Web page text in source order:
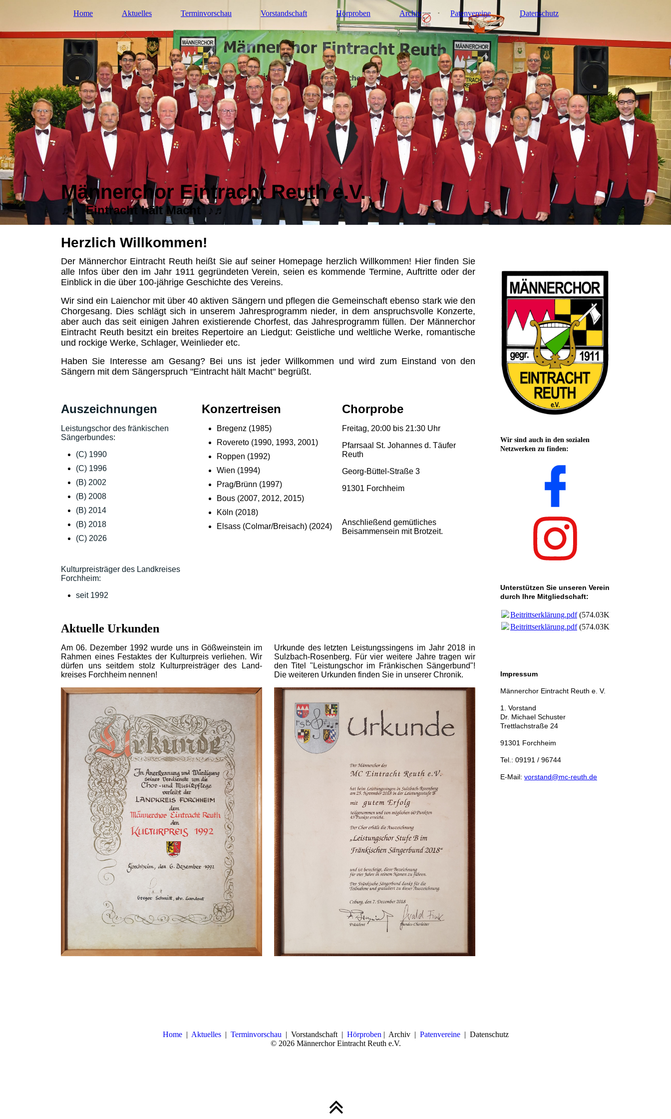
Home Aktuelles Terminvorschau Vorstandschaft Hörproben Archiv Patenvereine Datenschutz
Männerchor Eintracht Reuth e.V.
♬♪ Eintracht hält Macht ♪♬
Herzlich Willkommen!
Der Männerchor Eintracht Reuth heißt Sie auf seiner Homepage herzlich Willkommen! Hier finden Sie
alle Infos über den im Jahr 1911 gegründeten Verein, seien es kommende Termine, Auftritte oder der
Einblick in die über 100-jährige Geschichte des Vereins.
Wir sind ein Laienchor mit über 40 aktiven Sängern und pflegen die Gemeinschaft ebenso stark wie den
Chorgesang. Dies schlägt sich in unserem Jahresprogramm nieder, in dem anspruchsvolle Konzerte,
aber auch das seit einigen Jahren existierende Chorfest, das Jahresprogramm füllen. Der Männerchor
Eintracht Reuth besitzt ein breites Repertoire an Liedgut: Geistliche und weltliche Werke, romantische
und rockige Werke, Schlager, Weinlieder etc.
Haben Sie Interesse am Gesang? Bei uns ist jeder Willkommen und wird zum Einstand von den
Sängern mit dem Sängerspruch "Eintracht hält Macht" begrüßt.
Auszeichnungen
Leistungschor des fränkischen
Sängerbundes:
(C) 1990
(C) 1996
(B) 2002
(B) 2008
(B) 2014
(B) 2018
(C) 2026
Kulturpreisträger des Landkreises
Forchheim:
seit 1992
Konzertreisen
Bregenz (1985)
Rovereto (1990, 1993, 2001)
Roppen (1992)
Wien (1994)
Prag/Brünn (1997)
Bous (2007, 2012, 2015)
Köln (2018)
Elsass (Colmar/Breisach) (2024)
Chorprobe
Freitag, 20:00 bis 21:30 Uhr
Pfarrsaal St. Johannes d. Täufer
Reuth
Georg-Büttel-Straße 3
91301 Forchheim
Anschließend gemütliches
Beisammensein mit Brotzeit.
Aktuelle Urkunden
Am 06. Dezember 1992 wurde uns in Gößweinstein im
Rahmen eines Festaktes der Kulturpreis verliehen. Wir
dürfen uns seitdem stolz Kulturpreisträger des Land-
kreises Forchheim nennen!
Urkunde des letzten Leistungssingens im Jahr 2018 in
Sulzbach-Rosenberg. Für vier weitere Jahre tragen wir
den Titel "Leistungschor im Fränkischen Sängerbund"!
Die weiteren Urkunden finden Sie in unserer Chronik.
Wir sind auch in den sozialen
Netzwerken zu finden:
Unterstützen Sie unseren Verein
durch Ihre Mitgliedschaft:
Beitrittserklärung.pdf(574.03KB)
Beitrittserklärung.pdf(574.03KB)
Impressum
Männerchor Eintracht Reuth e. V.
1. Vorstand
Dr. Michael Schuster
Trettlachstraße 24
91301 Forchheim
Tel.: 09191 / 96744
E-Mail: vorstand@mc-reuth.de
Home| Aktuelles | Terminvorschau | Vorstandschaft | Hörproben | Archiv| Patenvereine | Datenschutz
© 2026 Männerchor Eintracht Reuth e.V.